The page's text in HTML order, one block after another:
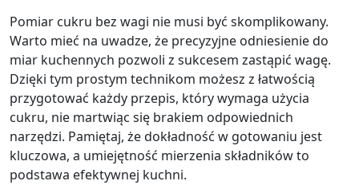
Pomiar cukru bez wagi nie musi być skomplikowany.
Warto mieć na uwadze, że precyzyjne odniesienie do
miar kuchennych pozwoli z sukcesem zastąpić wagę.
Dzięki tym prostym technikom możesz z łatwością
przygotować każdy przepis, który wymaga użycia
cukru, nie martwiąc się brakiem odpowiednich
narzędzi. Pamiętaj, że dokładność w gotowaniu jest
kluczowa, a umiejętność mierzenia składników to
podstawa efektywnej kuchni.